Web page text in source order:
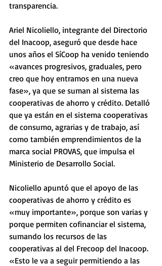
transparencia.
Ariel Nicoliello, integrante del Directorio
del Inacoop, aseguró que desde hace
unos años el SíCoop ha venido teniendo
«avances progresivos, graduales, pero
creo que hoy entramos en una nueva
fase», ya que se suman al sistema las
cooperativas de ahorro y crédito. Detalló
que ya están en el sistema cooperativas
de consumo, agrarias y de trabajo, así
como también emprendimientos de la
marca social PROVAS, que impulsa el
Ministerio de Desarrollo Social.
Nicoliello apuntó que el apoyo de las
cooperativas de ahorro y crédito es
«muy importante», porque son varias y
porque permiten cofinanciar el sistema,
sumando los recursos de las
cooperativas al del Frecoop del Inacoop.
«Esto le va a seguir permitiendo a las